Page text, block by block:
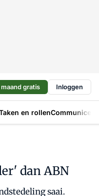
maand gratis Inloggen
en rollen
dan ABN
saai.